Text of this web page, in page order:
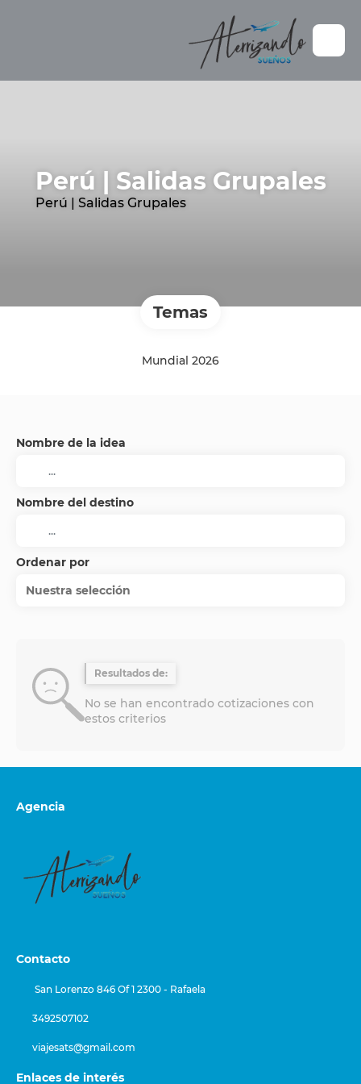
Perú | Salidas Grupales
Perú | Salidas Grupales
Temas
Mundial 2026
Nombre de la idea
Nombre del destino
Ordenar por
Nuestra selección
Resultados de:
No se han encontrado cotizaciones con
estos criterios
Agencia
Contacto
San Lorenzo 846 Of 1 2300 - Rafaela
3492507102
viajesats@gmail.com
Enlaces de interés